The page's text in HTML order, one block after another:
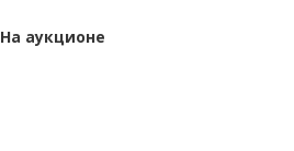
На аукционе